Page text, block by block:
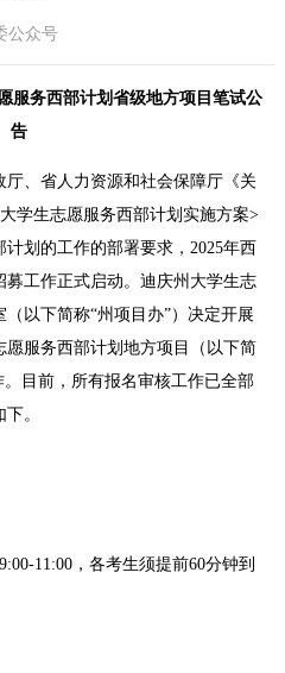
公众号
服务西部计划省级地方项目笔试公
告
、省人力资源和社会保障厅《关
学生志愿服务西部计划实施方案>
划的工作的部署要求，2025年西
工作正式启动。迪庆州大学生志
以下简称“州项目办”）决定开展
服务西部计划地方项目（以下简
目前，所有报名审核工作已全部
。
11:00，各考生须提前60分钟到